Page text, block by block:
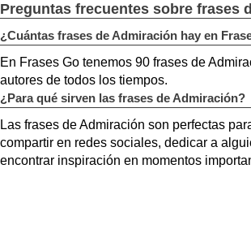
Preguntas frecuentes sobre frases
¿Cuántas frases de Admiración hay en
En Frases Go tenemos 90 frases de
autores de todos los tiempos.
¿Para qué sirven las frases de Admiración?
Las frases de Admiración son perfectas
compartir en redes sociales, dedicar a
encontrar inspiración en momentos